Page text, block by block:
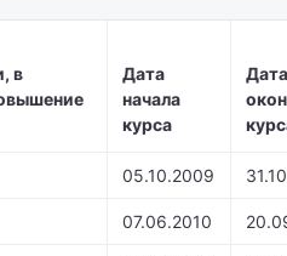
в
Дата
начала
курса
Дата
05.10.2009
07.06.2010